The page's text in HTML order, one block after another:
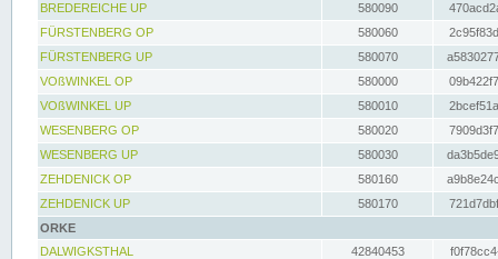
BREDEREICHE UP
580090
FÜRSTENBERG OP
580060
FÜRSTENBERG UP
580070
VOßWINKEL OP
580000
VOßWINKEL UP
580010
WESENBERG OP
580020
WESENBERG UP
580030
ZEHDENICK OP
580160
ZEHDENICK UP
580170
ORKE
DALWIGKSTHAL
42840453